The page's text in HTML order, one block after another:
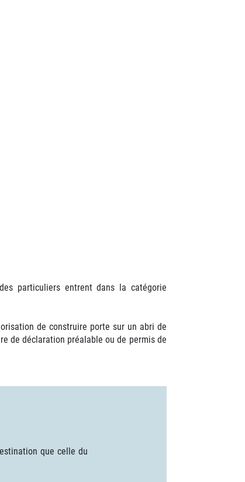
particuliers entrent dans la catégorie
de construire porte sur un abri de
de déclaration préalable ou de permis de
que celle du